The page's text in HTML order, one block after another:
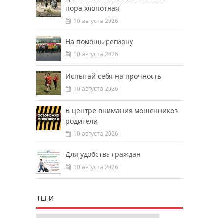
пора хлопотная
10 августа 2026
На помощь региону
10 августа 2026
Испытай себя на прочность
10 августа 2026
В центре внимания мошенников-
родители
10 августа 2026
Для удобства граждан
10 августа 2026
ТЕГИ